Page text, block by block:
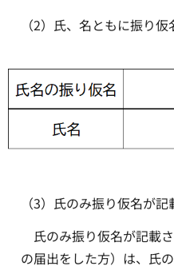
（2）氏、名ともに振り
（3）氏のみ振り仮名が
氏のみ振り仮名が記載
の届出をした方）は、氏